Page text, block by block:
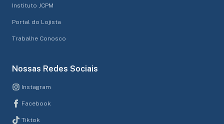
Instituto JCPM
Portal do Lojista
Trabalhe Conosco
Nossas Redes Sociais
Instagram
Facebook
Tiktok